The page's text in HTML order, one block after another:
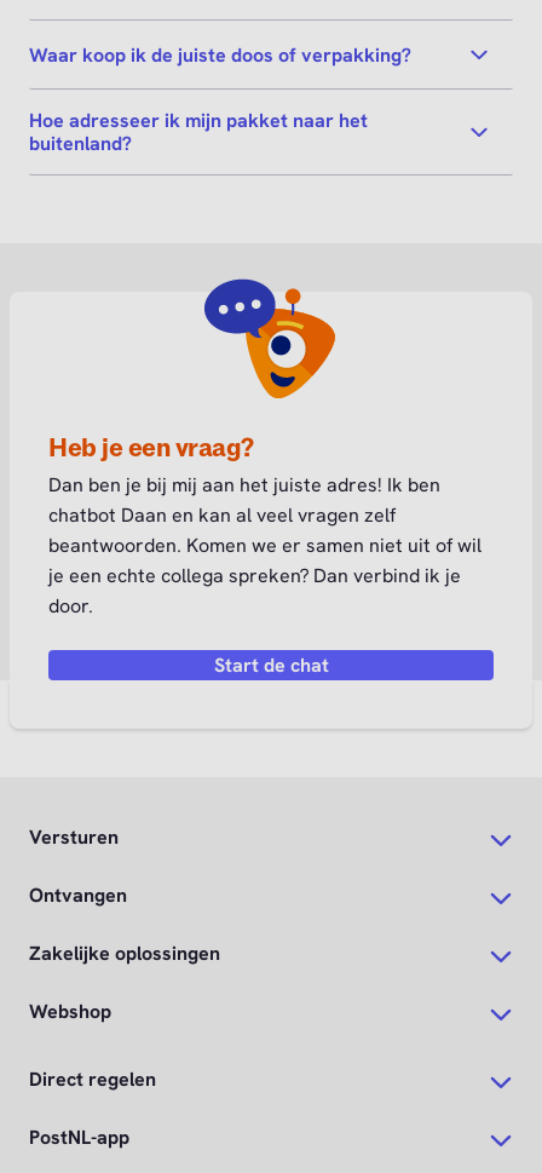
Waar koop ik de juiste doos of verpakking?
Hoe adresseer ik mijn pakket naar het
buitenland?
Heb je een vraag?
Dan ben je bij mij aan het juiste adres! Ik ben
chatbot Daan en kan al veel vragen zelf
beantwoorden. Komen we er samen niet uit of wil
je een echte collega spreken? Dan verbind ik je
door.
Start de chat
Versturen
Ontvangen
Zakelijke oplossingen
Webshop
Direct regelen
PostNL-app